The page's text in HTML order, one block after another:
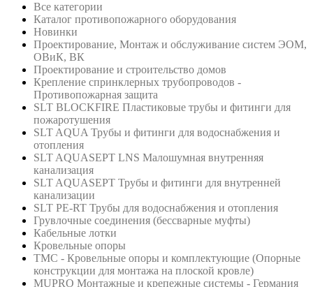
Все категории
Каталог противопожарного оборудования
Новинки
Проектирование, Монтаж и обслуживание систем ЭОМ,
ОВиК, ВК
Проектирование и строительство домов
Крепление спринклерных трубопроводов -
Противопожарная защита
SLT BLOCKFIRE Пластиковые трубы и фитинги для
пожаротушения
SLT AQUA Трубы и фитинги для водоснабжения и
отопления
SLT AQUASEPT LNS Малошумная внутренняя
канализация
SLT AQUASEPT Трубы и фитинги для внутренней
канализации
SLT PE-RT Трубы для водоснабжения и отопления
Грувлочные соединения (бессварные муфты)
Кабельные лотки
Кровельные опоры
ТМС - Кровельные опоры и комплектующие (Опорные
конструкции для монтажа на плоской кровле)
MUPRO Монтажные и крепежные системы - Германия